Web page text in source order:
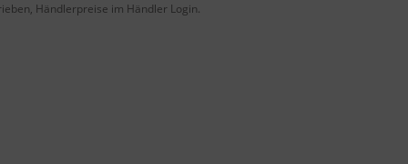
Händlerpreise im Händler Login.